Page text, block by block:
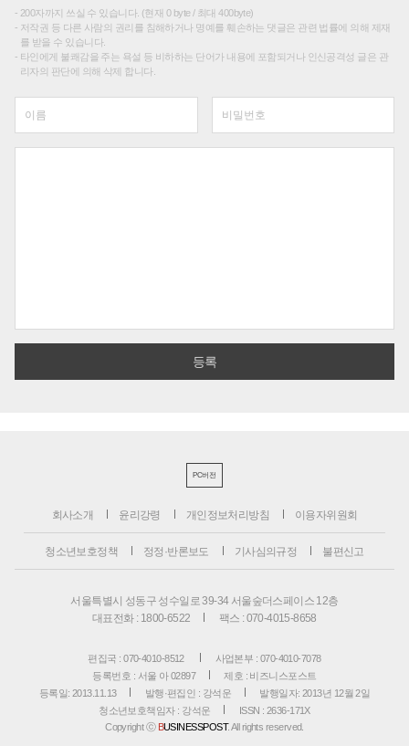
200자까지 쓰실 수 있습니다. (현재 0 byte / 최대 400byte)
저작권 등 다른 사람의 권리를 침해하거나 명예를 훼손하는 댓글은 관련 법률에 의해 제재
를 받을 수 있습니다.
타인에게 불쾌감을 주는 욕설 등 비하하는 단어가 내용에 포함되거나 인신공격성 글은 관
리자의 판단에 의해 삭제 합니다.
PC버전
회사소개 윤리강령 개인정보처리방침 이용자위원회
청소년보호정책 정정·반론보도 기사심의규정 불편신고
서울특별시 성동구 성수일로 39-34 서울숲더스페이스 12층
대표전화 : 1800-6522
팩스 : 070-4015-8658
편집국 : 070-4010-8512
사업본부 : 070-4010-7078
등록번호 : 서울 아 02897
제호 : 비즈니스포스트
등록일: 2013.11.13
발행·편집인 : 강석운
발행일자: 2013년 12월 2일
청소년보호책임자 : 강석운
ISSN : 2636-171X
Copyright ⓒ BUSINESSPOST. All rights reserved.